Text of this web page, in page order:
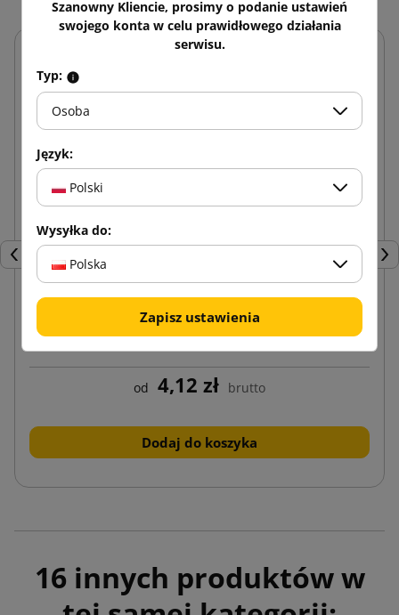
Poprzedni
Taśma klejącą z nadrukiem 1 kolor Hot-melt 48/60
od 4,12 zł brutto
Dodaj do koszyka
16 innych produktów w
Szanowny Kliencie, prosimy o podanie ustawień
swojego konta w celu prawidłowego działania
serwisu.
Typ:
Osoba
Język:
Polski
Wysyłka do:
Polska
Zapisz ustawienia